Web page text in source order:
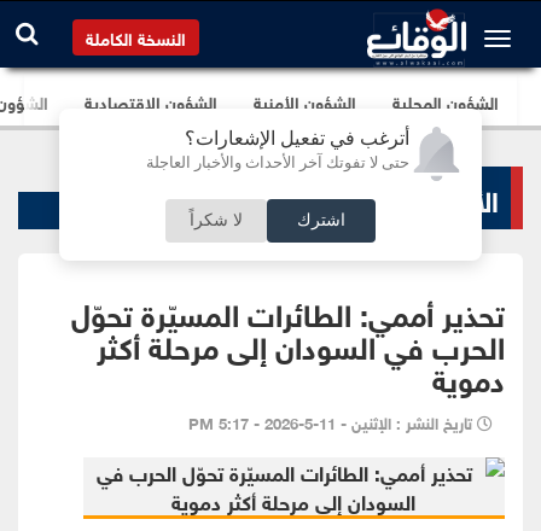
أترغب في تفعيل الإشعارات؟
حتى لا تفوتك آخر الأحداث والأخبار العاجلة
اشترك لا شكراً
النسخة الكاملة
الشؤون المحلية الشؤون الأمنية الشؤون الإقتصادية
الأخبار السياسية
تحذير أممي: الطائرات المسيّرة تحوّل
الحرب في السودان إلى مرحلة أكثر
دموية
تاريخ النشر : الإثنين - 11-5-2026 - 5:17 PM